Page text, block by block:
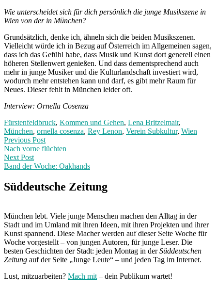
Wie unterscheidet sich für dich persönlich die junge Musikszene in
Wien von der in München?
Grundsätzlich, denke ich, ähneln sich die beiden Musikszenen.
Vielleicht würde ich in Bezug auf Österreich im Allgemeinen sagen,
dass ich das Gefühl habe, dass Musik und Kunst dort generell einen
höheren Stellenwert genießen. Und dass dementsprechend auch
mehr in junge Musiker und die Kulturlandschaft investiert wird,
wodurch mehr entstehen kann und darf, es gibt mehr Raum für
Neues. Dieser fehlt in München leider oft.
Interview: Ornella Cosenza
Fürstenfeldbruck, Kommen und Gehen, Lena Britzelmair,
München, ornella cosenza, Rey Lenon, Verein Subkultur, Wien
Post
navigation
Previous PostPrevious
post:
Nach vorne flüchten
Next Post
Band der Woche: Oakhands
Post:
Süddeutsche Zeitung
München lebt. Viele junge Menschen machen den Alltag in der
Stadt und im Umland mit ihren Ideen, mit ihren Projekten und ihrer
Kunst spannend. Diese Macher werden auf dieser Seite Woche für
Woche vorgestellt – von jungen Autoren, für junge Leser. Die
besten Geschichten der Stadt: jeden Montag in derSüddeutschen
Zeitung auf der Seite „Junge Leute“ – und jeden Tag im Internet.
Lust, mitzuarbeiten? Mach mit – dein Publikum wartet!